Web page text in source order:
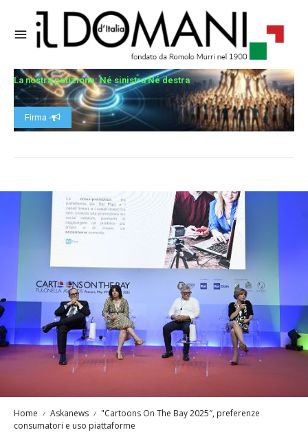
La nostra petizione: Né sinistra Né destra
Firma -
Home Askanews
"Cartoons On The Bay 2025″, preferenze
consumatori e uso piattaforme